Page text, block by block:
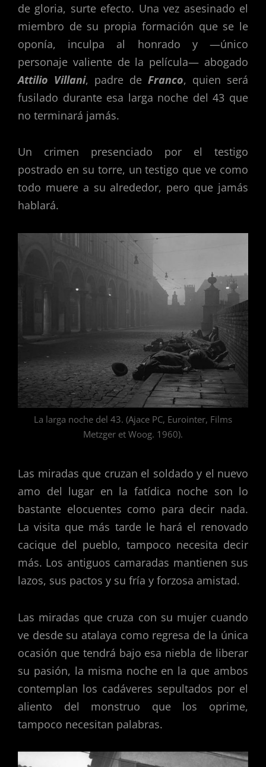
de gloria, surte efecto. Una vez asesinado el
miembro de su propia formación que se le
oponía, inculpa al honrado y —único
personaje valiente de la película— abogado
Attilio Villani, padre de Franco, quien será
fusilado durante esa larga noche del 43 que
no terminará jamás.
Un crimen presenciado por el testigo
postrado en su torre, un testigo que ve como
todo muere a su alrededor, pero que jamás
hablará.
La larga noche del 43. (Ajace PC, Eurointer, Films
Metzger et Woog. 1960).
Las miradas que cruzan el soldado y el nuevo
amo del lugar en la fatídica noche son lo
bastante elocuentes como para decir nada.
La visita que más tarde le hará el renovado
cacique del pueblo, tampoco necesita decir
más. Los antiguos camaradas mantienen sus
lazos, sus pactos y su fría y forzosa amistad.
Las miradas que cruza con su mujer cuando
ve desde su atalaya como regresa de la única
ocasión que tendrá bajo esa niebla de liberar
su pasión, la misma noche en la que ambos
contemplan los cadáveres sepultados por el
aliento del monstruo que los oprime,
tampoco necesitan palabras.